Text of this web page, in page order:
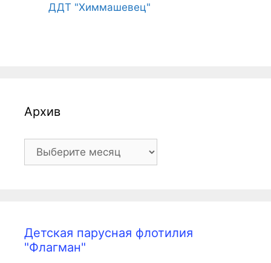
ДДТ "Химмашевец"
Архив
Архив
Детская парусная флотилия
"Флагман"